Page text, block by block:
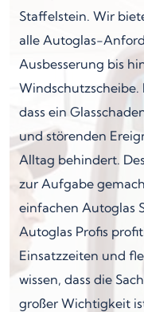
Staffelstein. Wir
alle Autoglas-
Ausbesserung bis
Windschutzscheibe.
dass ein
und störenden
Alltag behindert.
zur Aufgabe
einfachen Autoglas
Autoglas Profis
Einsatzzeiten und
wissen, dass die
großer Wichtigkeit